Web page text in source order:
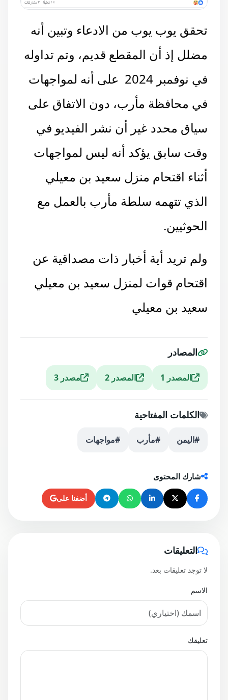
تحقق يوب يوب من الادعاء وتبين أنه
مضلل إذ أن المقطع قديم، وتم تداوله
في نوفمبر 2024 على أنه لمواجهات
في محافظة مأرب، دون الاتفاق على
سياق محدد غير أن نشر الفيديو في
وقت سابق يؤكد أنه ليس لمواجهات
أثناء اقتحام منزل سعيد بن معيلي
الذي تتهمه سلطة مأرب بالعمل مع
الحوثيين.
ولم تريد أية أخبار ذات مصداقية عن
اقتحام قوات لمنزل سعيد بن معيلي
سعيد بن معيلي
المصادر
المصدر 1 المصدر 2 مصدر 3
الكلمات المفتاحية
#اليمن #مأرب #مواجهات
شارك المحتوى
أضفنا على
التعليقات
لا توجد تعليقات بعد.
الاسم
تعليقك